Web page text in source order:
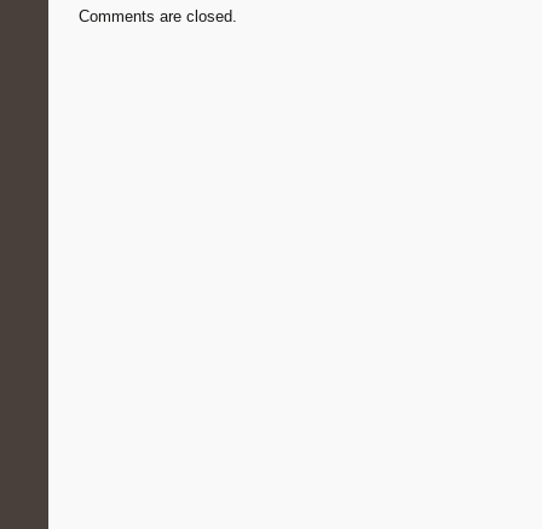
Comments are closed.